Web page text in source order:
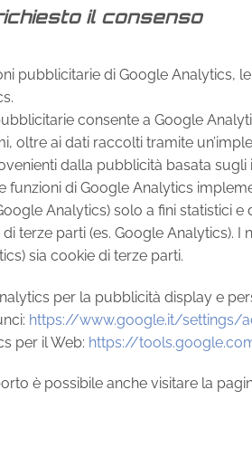
il consenso
pubblicitarie di Google Analytics,
consente a Google
oltre ai dati raccolti tramite
dalla pubblicità basata
funzioni di Google Analytics
Analytics) solo a fini statistici
terze parti (es. Google Analytics).
sia cookie di terze parti.
per la pubblicità display e
https://www.google.it/settings/
per il Web: https://
è possibile anche visitare la